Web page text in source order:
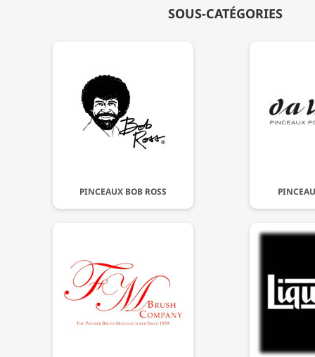
SOUS-CATÉGORIES
PINCEAUX BOB ROSS